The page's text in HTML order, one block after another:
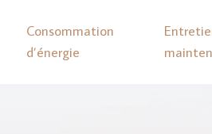
Consommation
d’énergie